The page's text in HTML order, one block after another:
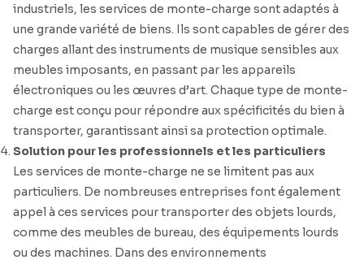
industriels, les services de monte-charge sont adaptés à
une grande variété de biens. Ils sont capables de gérer des
charges allant des instruments de musique sensibles aux
meubles imposants, en passant par les appareils
électroniques ou les œuvres d’art. Chaque type de monte-
charge est conçu pour répondre aux spécificités du bien à
transporter, garantissant ainsi sa protection optimale.
Solution pour les professionnels et les particuliers
Les services de monte-charge ne se limitent pas aux
particuliers. De nombreuses entreprises font également
appel à ces services pour transporter des objets lourds,
comme des meubles de bureau, des équipements lourds
ou des machines. Dans des environnements